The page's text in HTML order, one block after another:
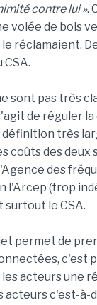
contre lui ».
volée de bois
réclamaient.
sont pas très
de réguler la
très
coûts des deux
des
l'Arcep (trop
le CSA.
permet de
c'est
acteurs une
acteurs c'est-à-